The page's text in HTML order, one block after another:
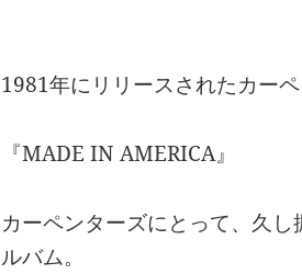
1981年にリリースされたカー
『MADE IN AMERICA』
カーペンターズにとって、久
ルバム。